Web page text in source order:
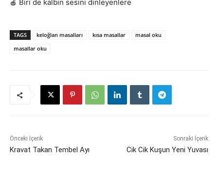
🍎 Biri de kalbin sesini dinleyenlere
TAGS keloğlan masalları kısa masallar
masal oku
masallar oku
Önceki İçerik
Kravat Takan Tembel Ayı
Sonraki İçerik
Cik Cik Kuşun Yeni Yuvası